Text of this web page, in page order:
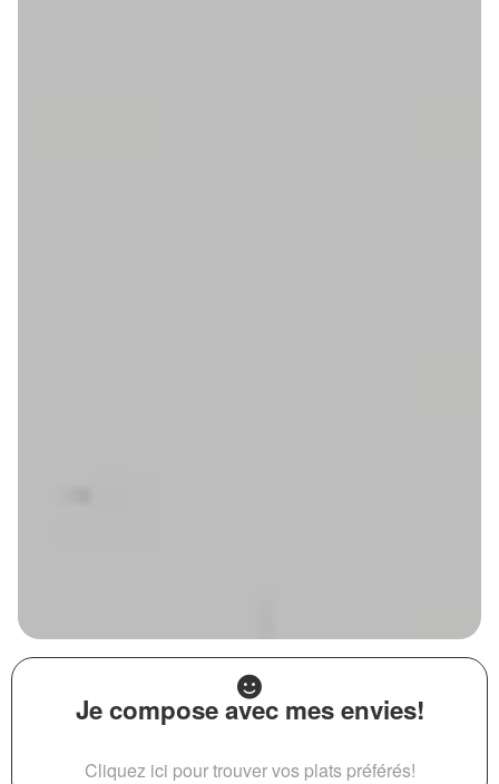
Je compose avec mes envies!
Cliquez ici pour trouver vos plats préférés!